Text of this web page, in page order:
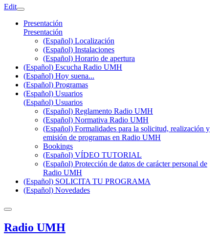
Edit
Presentación
Presentación
(Español) Localización
(Español) Instalaciones
(Español) Horario de apertura
(Español) Escucha Radio UMH
(Español) Hoy suena...
(Español) Programas
(Español) Usuarios
(Español) Usuarios
(Español) Reglamento Radio UMH
(Español) Normativa Radio UMH
(Español) Formalidades para la solicitud, realización y
emisión de programas en Radio UMH
Bookings
(Español) VÍDEO TUTORIAL
(Español) Protección de datos de carácter personal de
Radio UMH
(Español) SOLICITA TU PROGRAMA
(Español) Novedades
Radio UMH